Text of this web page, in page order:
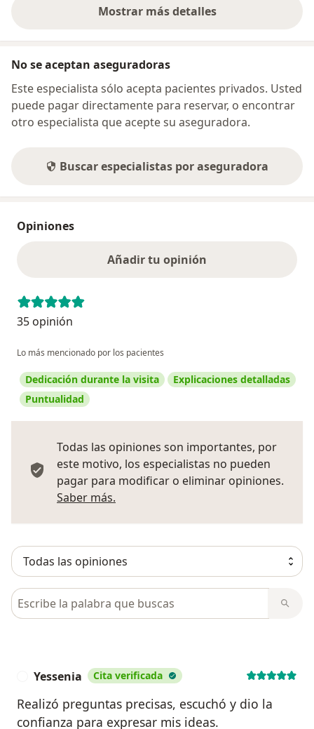
Mostrar más detalles
sobre la dirección
No se aceptan aseguradoras
Este especialista sólo acepta pacientes privados. Usted
puede pagar directamente para reservar, o encontrar
otro especialista que acepte su aseguradora.
Buscar especialistas por aseguradora
Opiniones
Añadir tu opinión
35 opinión
Lo más mencionado por los pacientes
Dedicación durante la visita
Explicaciones detalladas
Puntualidad
Todas las opiniones son importantes, por
este motivo, los especialistas no pueden
pagar para modificar o eliminar opiniones.
Saber más.
Busca en opiniones
Yessenia Cita verificada
Realizó preguntas precisas, escuchó y dio la
confianza para expresar mis ideas.